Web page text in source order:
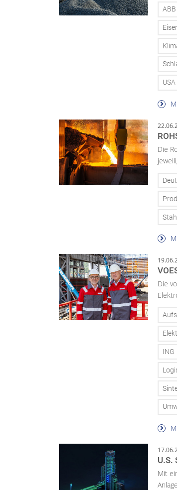
ABB
USA
Die
Die
ING
U.S.
Mit